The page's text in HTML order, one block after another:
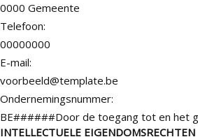
0000 Gemeente
Telefoon:
00000000
E-mail:
voorbeeld@template.be
Ondernemingsnummer:
BE######Door de toegang tot en het
INTELLECTUELE EIGENDOMSRECHTEN